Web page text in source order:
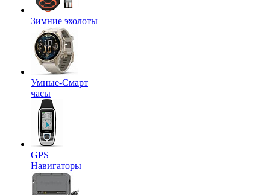
Зимние эхолоты
Умные-Смарт
часы
GPS
Навигаторы